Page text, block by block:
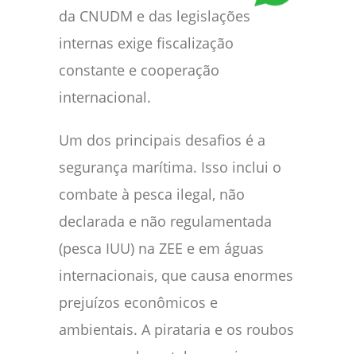
da CNUDM e das legislações
internas exige fiscalização
constante e cooperação
internacional.
Um dos principais desafios é a
segurança marítima. Isso inclui o
combate à pesca ilegal, não
declarada e não regulamentada
(pesca IUU) na ZEE e em águas
internacionais, que causa enormes
prejuízos econômicos e
ambientais. A pirataria e os roubos